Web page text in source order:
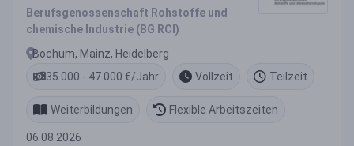
Berufsgenossenschaft Rohstoffe und
chemische Industrie (BG RCI)
Bochum, Mainz, Heidelberg
35.000 - 47.000 €/Jahr
Vollzeit Teilzeit
Weiterbildungen Flexible Arbeitszeiten
06.08.2026